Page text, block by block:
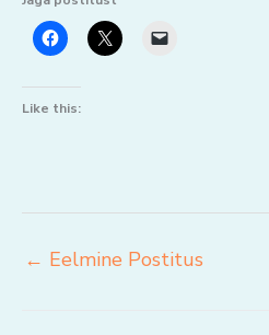
Like this:
← Eelmine Postitus